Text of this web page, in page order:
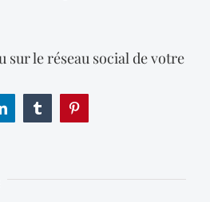
sur le réseau social de votre
LinkedIn Tumblr